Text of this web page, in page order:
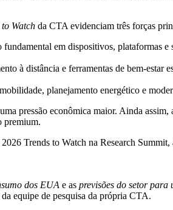
to Watch da CTA evidenciam três forças
em dispositivos, plataformas e
à distância e ferramentas de bem-estar
planejamento energético e
pressão econômica maior. Ainda
premium.
Trends to Watch na Research
dos EUA e as previsões do setor para
equipe de pesquisa da própria CTA.